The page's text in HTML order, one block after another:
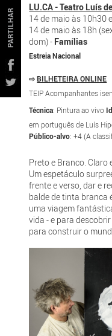
PARTILHAR
LU.CA - Teatro Luís
14 de maio às 10h30
14 de maio às 18h
dom) - Famílias
Estreia Nacional
⇨BILHETEIRA ONLINE
TEIP Acompanhantes
Técnica: Pintura ao vivo
em português de Luís
Público-alvo: +4 (A
Preto e Branco. Claro
Um espetáculo
frente e verso, dar e
balde de tinta branca
uma viagem
vida - e para
para construir o